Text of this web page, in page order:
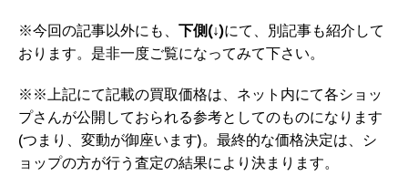
※今回の記事以外にも、 下側(↓)にて、別記事も紹介して
おります。是非一度ご覧になってみて下さい。
※※上記にて記載の買取価格は、ネット内にて各ショッ
プさんが公開しておられる参考としてのものになります
(つまり、変動が御座います)。最終的な価格決定は、シ
ョップの方が行う査定の結果により決まります。